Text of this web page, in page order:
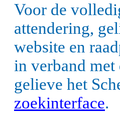
Voor de
attendering,
website en
in verband met
gelieve het
zoekinterface.